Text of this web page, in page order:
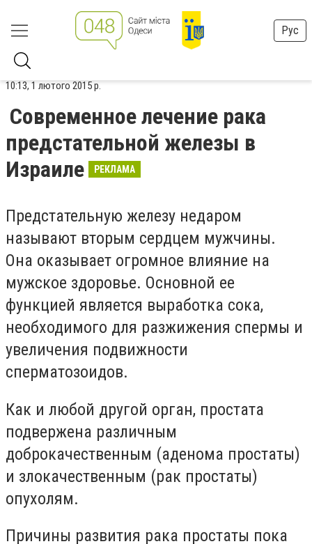
Рус
10:13, 1 лютого 2015 р.
Современное лечение рака
предстательной железы в
Израиле
РЕКЛАМА
Предстательную железу недаром
называют вторым сердцем мужчины.
Она оказывает огромное влияние на
мужское здоровье. Основной ее
функцией является выработка сока,
необходимого для разжижения спермы и
увеличения подвижности
сперматозоидов.
Как и любой другой орган, простата
подвержена различным
доброкачественным (аденома простаты)
и злокачественным (рак простаты)
опухолям.
Причины развития рака простаты пока